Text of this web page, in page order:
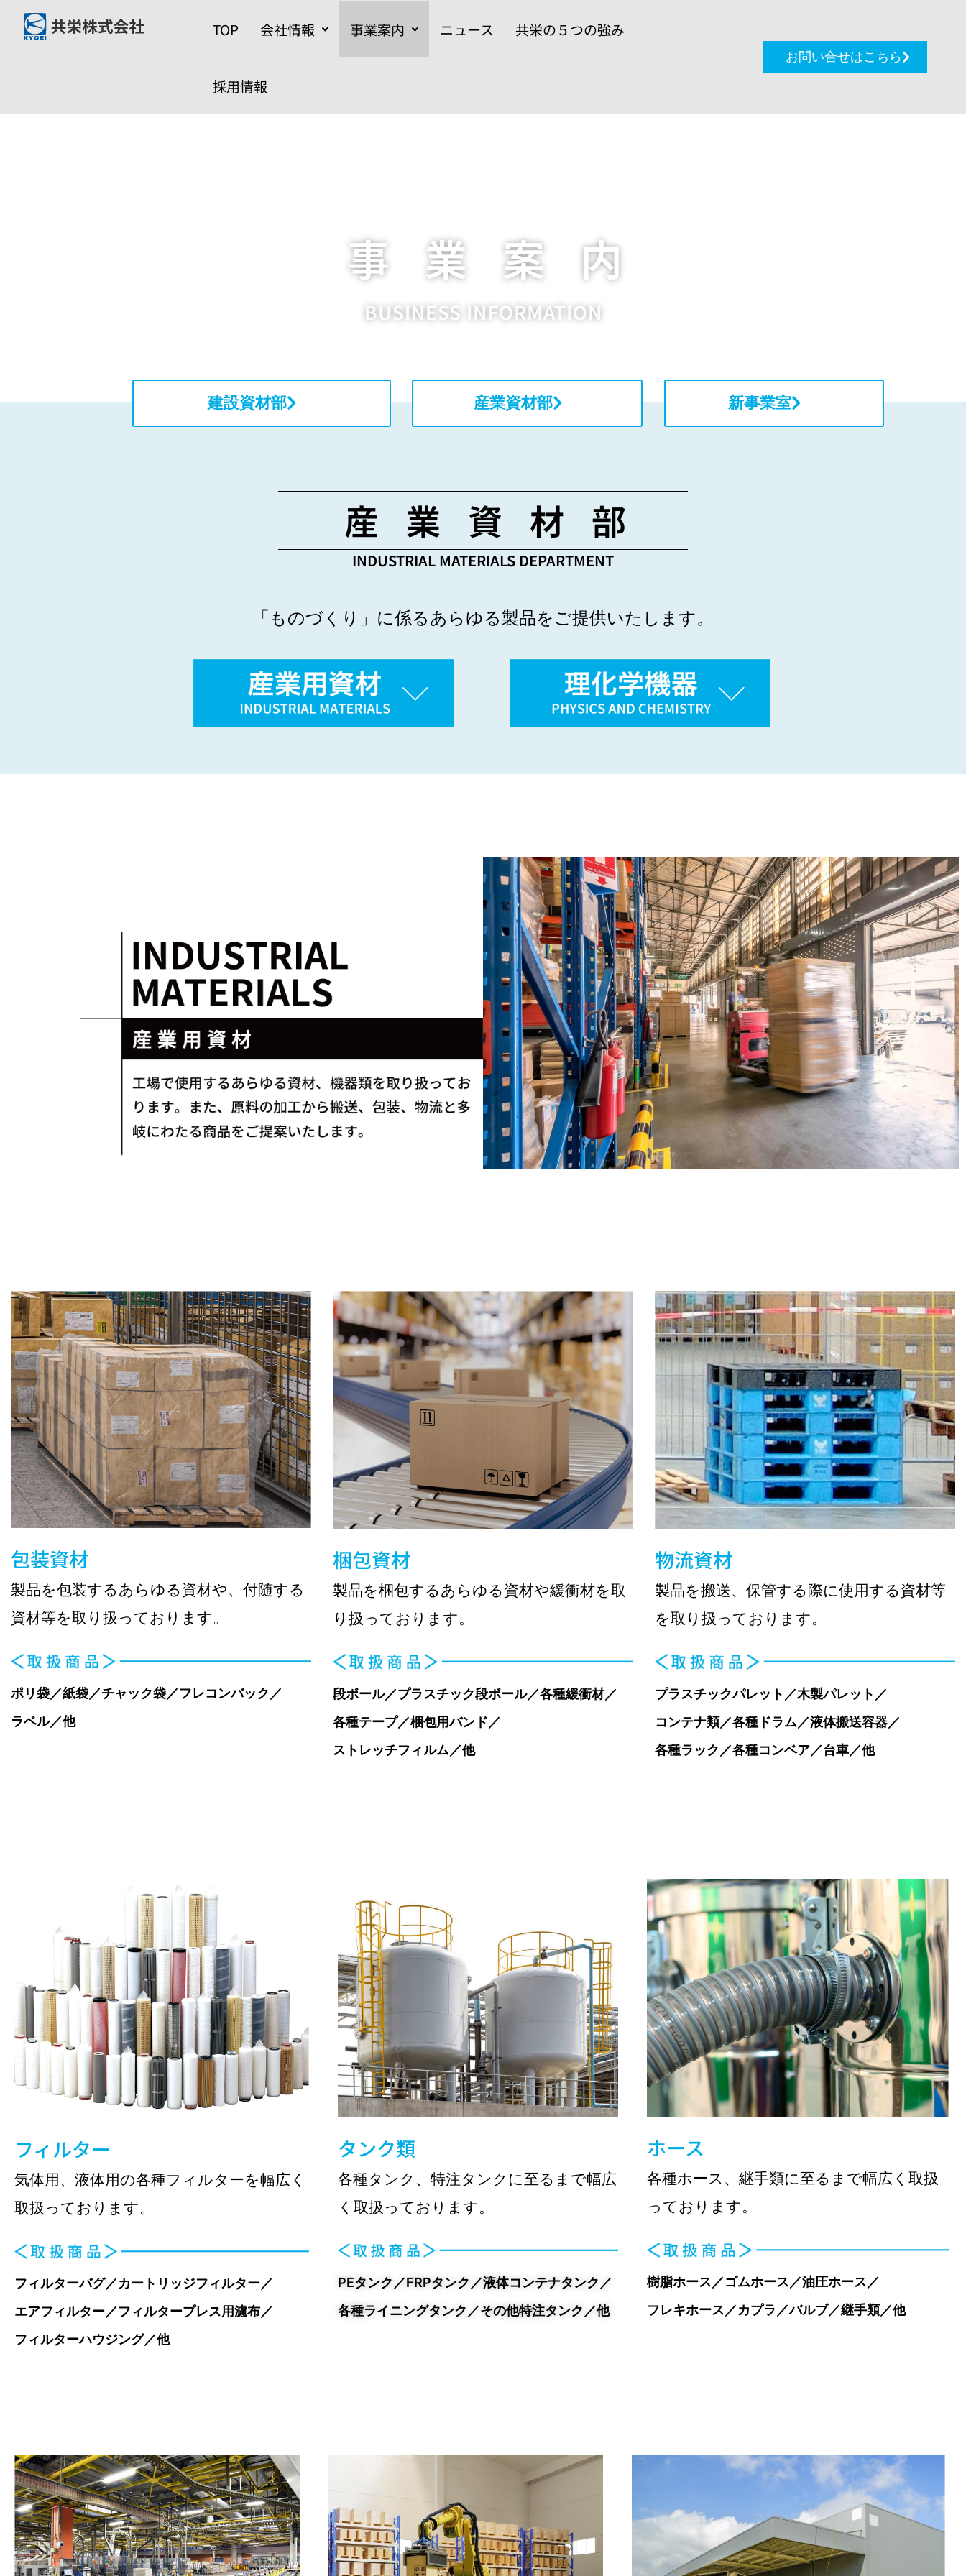
TOP 会社情報 事業案内 ニュース 共栄の５つの強み
採用情報
お問い合せはこちら
事 業 案 内
BUSINESS INFORMATION
建設資材部 産業資材部 新事業室
産 業 資 材 部
INDUSTRIAL MATERIALS DEPARTMENT
「ものづくり」に係るあらゆる製品をご提供いたします。
包装資材
製品を包装するあらゆる資材や、付随する
資材等を取り扱っております。
ポリ袋／紙袋／チャック袋／フレコンバック／
ラベル／他
梱包資材
製品を梱包するあらゆる資材や緩衝材を取
り扱っております。
段ボール／プラスチック段ボール／各種緩衝材／
各種テープ／梱包用バンド／
ストレッチフィルム／他
物流資材
製品を搬送、保管する際に使用する資材等
を取り扱っております。
プラスチックパレット／木製パレット／
コンテナ類／各種ドラム／液体搬送容器／
各種ラック／各種コンベア／台車／他
フィルター
気体用、液体用の各種フィルターを幅広く
取扱っております。
フィルターバグ／カートリッジフィルター／
エアフィルター／フィルタープレス用濾布／
フィルターハウジング／他
タンク類
各種タンク、特注タンクに至るまで幅広
く取扱っております。
PEタンク／FRPタンク／液体コンテナタンク／
各種ライニングタンク／その他特注タンク／他
ホース
各種ホース、継手類に至るまで幅広く取扱
っております。
樹脂ホース／ゴムホース／油圧ホース／
フレキホース／カプラ／バルブ／継手類／他